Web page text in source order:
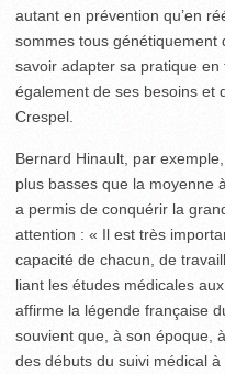
autant en prévention qu’en
sommes tous génétiquement
savoir adapter sa pratique
également de ses besoins et
Crespel.
Bernard Hinault, par
plus basses que la moyenne
a permis de conquérir la
attention : « Il est très
capacité de chacun, de
liant les études médicales
affirme la légende française
souvient que, à son époque,
des débuts du suivi médical à